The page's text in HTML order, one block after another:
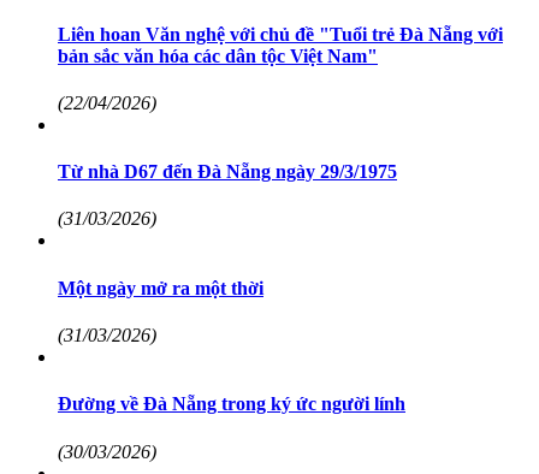
Liên hoan Văn nghệ với chủ đề "Tuổi trẻ Đà Nẵng với
bản sắc văn hóa các dân tộc Việt Nam"
(22/04/2026)
Từ nhà D67 đến Đà Nẵng ngày 29/3/1975
(31/03/2026)
Một ngày mở ra một thời
(31/03/2026)
Đường về Đà Nẵng trong ký ức người lính
(30/03/2026)